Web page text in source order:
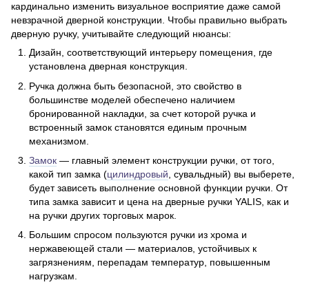
кардинально изменить визуальное восприятие даже самой
невзрачной дверной конструкции. Чтобы правильно выбрать
дверную ручку, учитывайте следующий нюансы:
Дизайн, соответствующий интерьеру помещения, где
установлена дверная конструкция.
Ручка должна быть безопасной, это свойство в
большинстве моделей обеспечено наличием
бронированной накладки, за счет которой ручка и
встроенный замок становятся единым прочным
механизмом.
Замок — главный элемент конструкции ручки, от того,
какой тип замка (цилиндровый , сувальдный) вы выберете,
будет зависеть выполнение основной функции ручки. От
типа замка зависит и цена на дверные ручки YALIS, как и
на ручки других торговых марок.
Большим спросом пользуются ручки из хрома и
нержавеющей стали — материалов, устойчивых к
загрязнениям, перепадам температур, повышенным
нагрузкам.